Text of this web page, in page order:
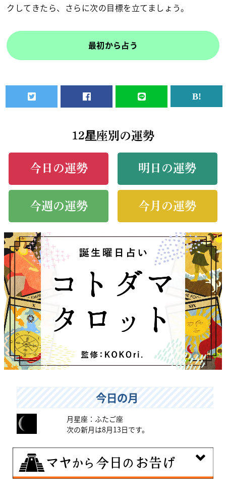
クしてきたら、さらに次の目標を立てましょう。
最初から占う
12星座別の運勢
今日の運勢 明日の運勢
今週の運勢 今月の運勢
今日の月
月星座：ふたご座
次の新月は8月13日です。